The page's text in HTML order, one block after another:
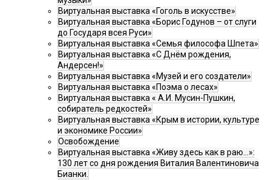
Виртуальная выставка «Гоголь в искусстве»
Виртуальная выставка «Борис Годунов – от слуги
до Государя всея Руси»
Виртуальная выставка «Семья философа Шпета»
Виртуальная выставка «С Днём рождения,
Андерсен!»
Виртуальная выставка «Музей и его создатели»
Виртуальная выставка «Поэма о лесах»
Виртуальная выставка « А.И. Мусин-Пушкин,
собиратель редкостей»
Виртуальная выставка «Крым в истории, культуре
и экономике России»
Освобождение
Виртуальная выставка «Живу здесь как в раю…»:
130 лет со дня рождения Виталия Валентиновича
Бианки.